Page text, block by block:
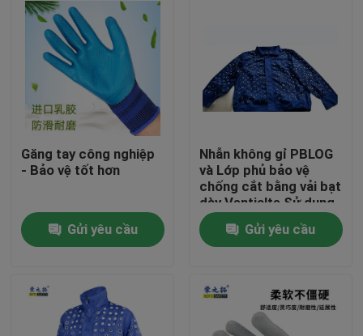
Nhà
Về chúng tôi
Găng tay công nghiệp
- Bảo vệ tốt hơn
Gửi yêu cầu
Nhẫn không gỉ PBLOG
và Lớp phủ bảo vệ
chống cắt bằng vải bạt
dày Ventialte Sử dụng
trong gia công kính
Gửi yêu cầu